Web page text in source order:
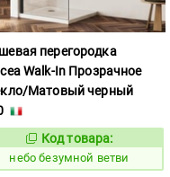
перегородка
Walk-In Прозрачное
Матовый черный
Код:
1124134
Код товара:
небо безумной ветви